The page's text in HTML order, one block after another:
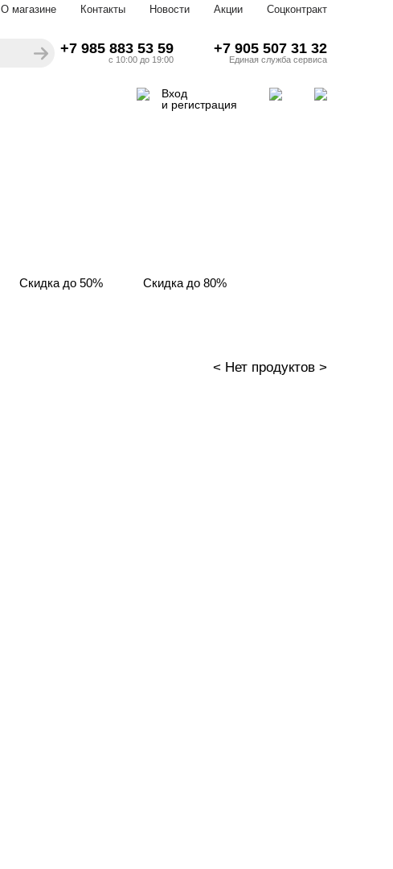
О магазине Контакты Новости Акции Соцконтракт
+7 985 883 53 59
с 10:00 до 19:00
+7 905 507 31 32
Единая служба сервиса
Вход
и регистрация
Скидка до 50% Скидка до 80%
< Нет продуктов >